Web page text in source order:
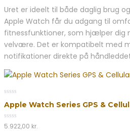
Uret er ideelt til både daglig brug
Apple Watch får du adgang til
fitnessfunktioner, som hjælper dig
velvære. Det er kompatibelt med
notifikationer direkte på
out
5
Apple Watch Series GPS &
0
out
5.922,00 kr.